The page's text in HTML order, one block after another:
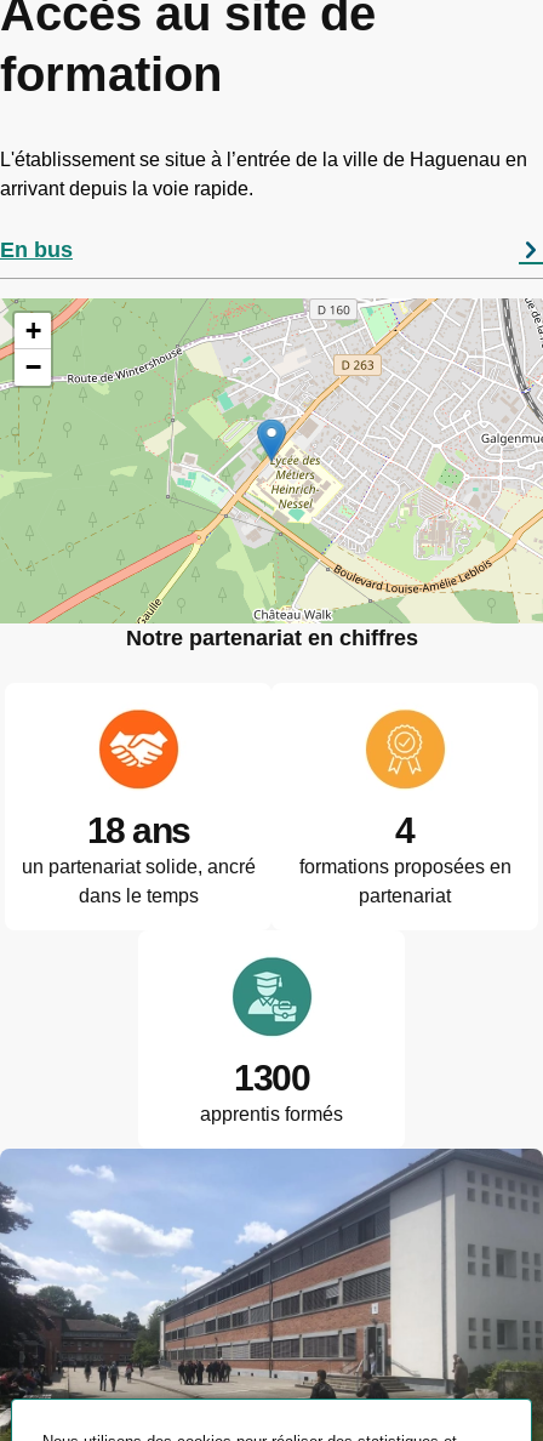
Accès au site de
formation
L'établissement se situe à l’entrée de la ville de Haguenau en
arrivant depuis la voie rapide.
En bus
+
−
Notre partenariat en chiffres
18 ans
un partenariat solide, ancré
dans le temps
4
formations proposées en
partenariat
1300
apprentis formés